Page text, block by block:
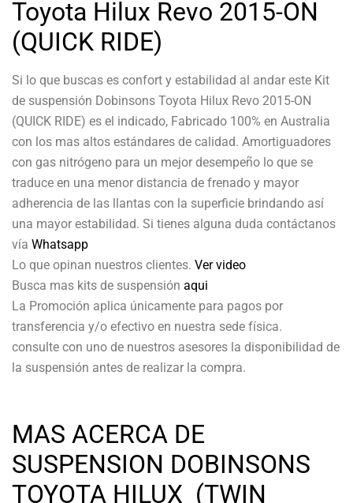
Toyota Hilux Revo 2015-ON
(QUICK RIDE)
Si lo que buscas es confort y estabilidad al andar este Kit
de suspensión Dobinsons Toyota Hilux Revo 2015-ON
(QUICK RIDE) es el indicado, Fabricado 100% en Australia
con los mas altos estándares de calidad. Amortiguadores
con gas nitrógeno para un mejor desempeño lo que se
traduce en una menor distancia de frenado y mayor
adherencia de las llantas con la superficie brindando así
una mayor estabilidad. Si tienes alguna duda contáctanos
vía Whatsapp
Lo que opinan nuestros clientes. Ver video
Busca mas kits de suspensión aqui
La Promoción aplica únicamente para pagos por
transferencia y/o efectivo en nuestra sede física.
consulte con uno de nuestros asesores la disponibilidad de
la suspensión antes de realizar la compra.
MAS ACERCA DE
SUSPENSION DOBINSONS
TOYOTA HILUX (TWIN